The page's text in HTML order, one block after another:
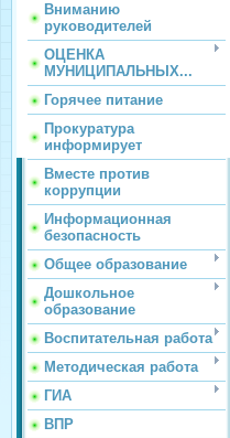
Вниманию
руководителей
ОЦЕНКА
МУНИЦИПАЛЬНЫХ...
Горячее питание
Прокуратура
информирует
Вместе против
коррупции
Информационная
безопасность
Общее образование
Дошкольное
образование
Воспитательная работа
Методическая работа
ГИА
ВПР